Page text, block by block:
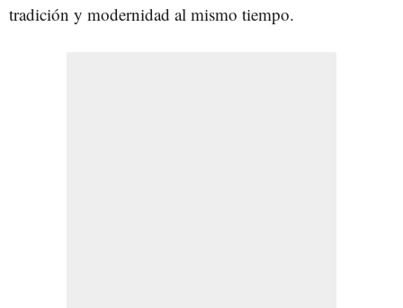
tradición y modernidad al mismo tiempo.